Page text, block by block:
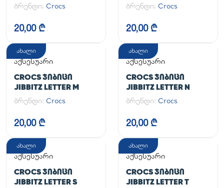
ბრენდი: Crocs
20,00 ₾
ბრენდი: Crocs
20,00 ₾
ახალი
აქსესუარი
CROCS ᲯᲘᲑᲘᲪᲘ
JIBBITZ LETTER M
ბრენდი: Crocs
20,00 ₾
ახალი
აქსესუარი
CROCS ᲯᲘᲑᲘᲪᲘ
JIBBITZ LETTER N
ბრენდი: Crocs
20,00 ₾
ახალი
აქსესუარი
CROCS ᲯᲘᲑᲘᲪᲘ
JIBBITZ LETTER S
ახალი
აქსესუარი
CROCS ᲯᲘᲑᲘᲪᲘ
JIBBITZ LETTER T